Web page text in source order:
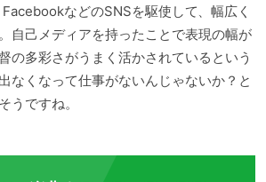
などのSNSを駆使して、幅広く
自己メディアを持ったことで表現の幅が
の多彩さがうまく活かされているという
なくなって仕事がないんじゃないか？と
うですね。